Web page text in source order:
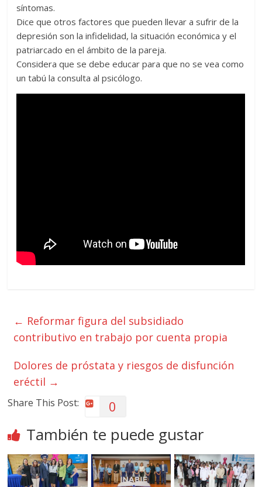
síntomas.
Dice que otros factores que pueden llevar a sufrir de la
depresión son la infidelidad, la situación económica y el
patriarcado en el ámbito de la pareja.
Considera que se debe educar para que no se vea como
un tabú la consulta al psicólogo.
← Reformar figura del subsidiado
contributivo en trabajo por cuenta propia
Dolores de próstata y riesgos de disfunción
eréctil →
Share This Post: 0
También te puede gustar